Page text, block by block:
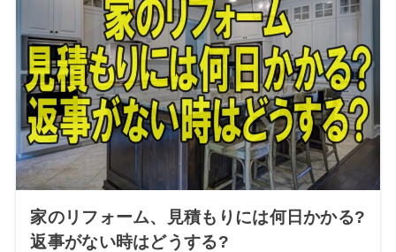
家のリフォーム、見積もりには何日かかる?
返事がない時はどうする?